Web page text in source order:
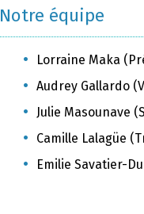
Notre équipe
Lorraine Maka
Audrey Gallardo
Julie Masounave
Camille Lalagüe
Emilie Savatier-